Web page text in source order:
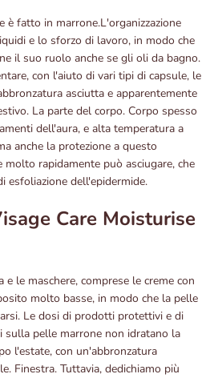
è fatto in marrone.L'organizzazione
e lo sforzo di lavoro, in modo che
il suo ruolo anche se gli oli da bagno.
con l'aiuto di vari tipi di capsule, le
asciutta e apparentemente
La parte del corpo. Corpo spesso
dell'aura, e alta temperatura a
anche la protezione a questo
rapidamente può asciugare, che
esfoliazione dell'epidermide.
Care Moisturise
e le maschere, comprese le creme con
molto basse, in modo che la pelle
Le dosi di prodotti protettivi e di
sulla pelle marrone non idratano la
l'estate, con un'abbronzatura
Finestra. Tuttavia, dedichiamo più